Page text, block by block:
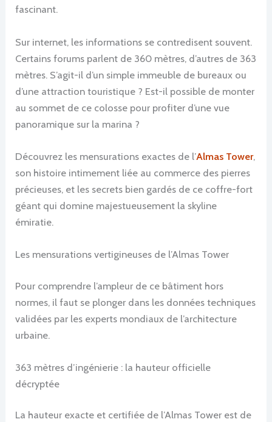
fascinant.
Sur internet, les informations se contredisent souvent.
Certains forums parlent de 360 mètres, d’autres de 363
mètres. S’agit-il d’un simple immeuble de bureaux ou
d’une attraction touristique ? Est-il possible de monter
au sommet de ce colosse pour profiter d’une vue
panoramique sur la marina ?
Découvrez les mensurations exactes de l’Almas Tower,
son histoire intimement liée au commerce des pierres
précieuses, et les secrets bien gardés de ce coffre-fort
géant qui domine majestueusement la skyline
émiratie.
Les mensurations vertigineuses de l’Almas Tower
Pour comprendre l’ampleur de ce bâtiment hors
normes, il faut se plonger dans les données techniques
validées par les experts mondiaux de l’architecture
urbaine.
363 mètres d’ingénierie : la hauteur officielle
décryptée
La hauteur exacte et certifiée de l’Almas Tower est de